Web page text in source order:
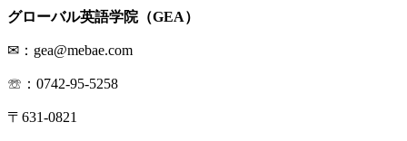
グローバル英語学院（GEA）
✉：gea@mebae.com
☏：0742-95-5258
〒631-0821